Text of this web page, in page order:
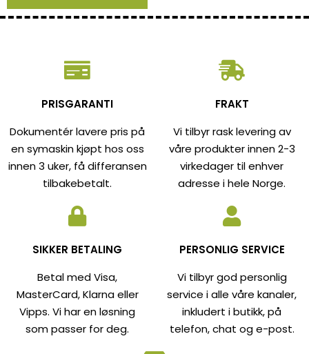
PRISGARANTI
Dokumentér lavere pris på
en symaskin kjøpt hos oss
innen 3 uker, få differansen
tilbakebetalt.
FRAKT
Vi tilbyr rask levering av
våre produkter innen 2-3
virkedager til enhver
adresse i hele Norge.
SIKKER BETALING
Betal med Visa,
MasterCard, Klarna eller
Vipps. Vi har en løsning
som passer for deg.
PERSONLIG SERVICE
Vi tilbyr god personlig
service i alle våre kanaler,
inkludert i butikk, på
telefon, chat og e-post.